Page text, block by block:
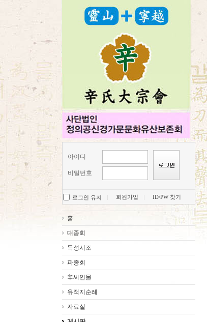
아이디
비밀번호
로그인 유지 회원가입 ID/PW 찾기
홈
대종회
득성시조
파종회
辛씨인물
유적지순례
자료실